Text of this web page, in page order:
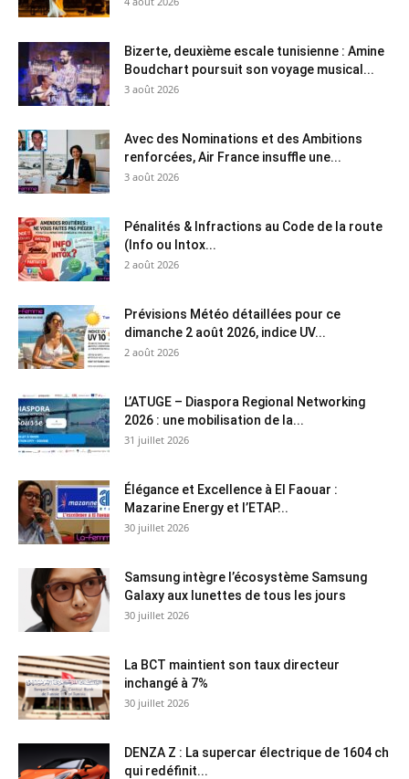
Bizerte, deuxième escale tunisienne : Amine
Boudchart poursuit son voyage musical...
3 août 2026
Avec des Nominations et des Ambitions
renforcées, Air France insuffle une...
3 août 2026
Pénalités & Infractions au Code de la route
(Info ou Intox...
2 août 2026
Prévisions Météo détaillées pour ce
dimanche 2 août 2026, indice UV...
2 août 2026
L’ATUGE – Diaspora Regional Networking
2026 : une mobilisation de la...
31 juillet 2026
Élégance et Excellence à El Faouar :
Mazarine Energy et l’ETAP...
30 juillet 2026
Samsung intègre l’écosystème Samsung
Galaxy aux lunettes de tous les jours
30 juillet 2026
La BCT maintient son taux directeur
inchangé à 7%
30 juillet 2026
DENZA Z : La supercar électrique de 1604 ch
qui redéfinit...